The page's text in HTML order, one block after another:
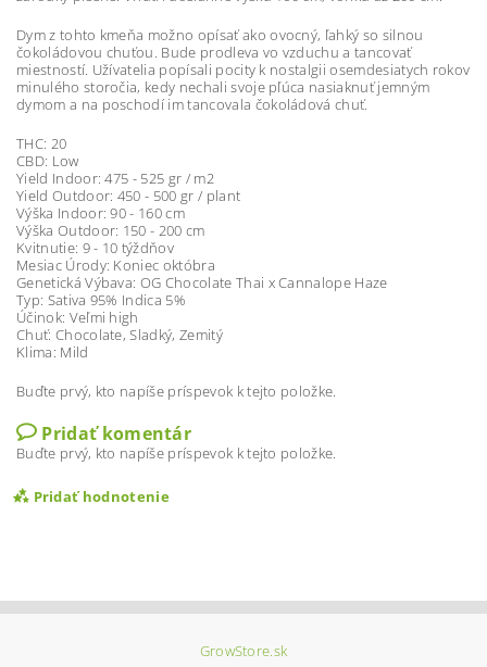
Dym z tohto kmeňa možno opísať ako ovocný, ľahký so silnou
čokoládovou chuťou. Bude prodleva vo vzduchu a tancovať
miestností. Užívatelia popísali pocity k nostalgii osemdesiatych rokov
minulého storočia, kedy nechali svoje pľúca nasiaknuť jemným
dymom a na poschodí im tancovala čokoládová chuť.
THC: 20
CBD: Low
Yield Indoor: 475 - 525 gr / m2
Yield Outdoor: 450 - 500 gr / plant
Výška Indoor: 90 - 160 cm
Výška Outdoor: 150 - 200 cm
Kvitnutie: 9 - 10 týždňov
Mesiac Úrody: Koniec októbra
Genetická Výbava: OG Chocolate Thai x Cannalope Haze
Typ: Sativa 95% Indica 5%
Účinok: Veľmi high
Chuť: Chocolate, Sladký, Zemitý
Klima: Mild
Buďte prvý, kto napíše príspevok k tejto položke.
Pridať komentár
Buďte prvý, kto napíše príspevok k tejto položke.
Pridať hodnotenie
GrowStore.sk